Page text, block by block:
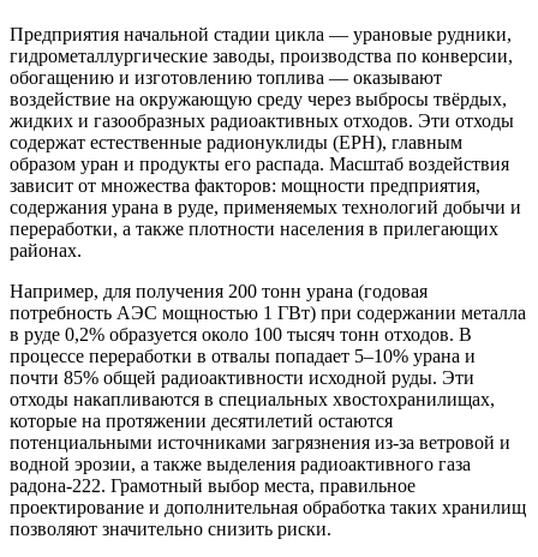
Предприятия начальной стадии цикла — урановые рудники,
гидрометаллургические заводы, производства по конверсии,
обогащению и изготовлению топлива — оказывают
воздействие на окружающую среду через выбросы твёрдых,
жидких и газообразных радиоактивных отходов. Эти отходы
содержат естественные радионуклиды (ЕРН), главным
образом уран и продукты его распада. Масштаб воздействия
зависит от множества факторов: мощности предприятия,
содержания урана в руде, применяемых технологий добычи и
переработки, а также плотности населения в прилегающих
районах.
Например, для получения 200 тонн урана (годовая
потребность АЭС мощностью 1 ГВт) при содержании металла
в руде 0,2% образуется около 100 тысяч тонн отходов. В
процессе переработки в отвалы попадает 5–10% урана и
почти 85% общей радиоактивности исходной руды. Эти
отходы накапливаются в специальных хвостохранилищах,
которые на протяжении десятилетий остаются
потенциальными источниками загрязнения из-за ветровой и
водной эрозии, а также выделения радиоактивного газа
радона-222. Грамотный выбор места, правильное
проектирование и дополнительная обработка таких хранилищ
позволяют значительно снизить риски.